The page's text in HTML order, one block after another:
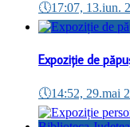
🕔17:07, 13.iun.
Expoziție de
🕔14:52, 29.mai